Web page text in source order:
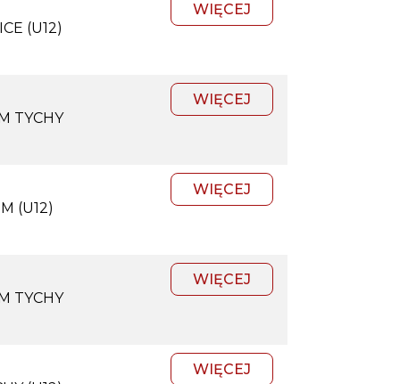
(U12)
WIĘCEJ
TYCHY
WIĘCEJ
(U12)
WIĘCEJ
TYCHY
WIĘCEJ
WIĘCEJ